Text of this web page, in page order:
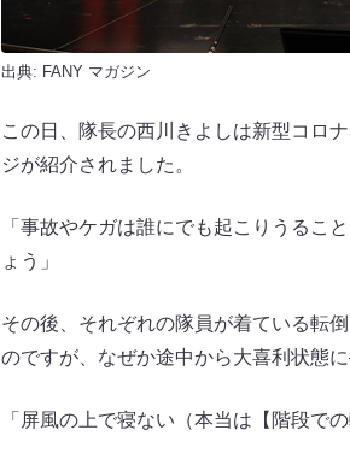
出典: FANY マガジン
この日、隊長の西川きよしは新型コロ
ジが紹介されました。
「事故やケガは誰にでも起こりうるこ
ょう」
その後、それぞれの隊員が着ている転
のですが、なぜか途中から大喜利状態
「屏風の上で寝ない（本当は【階段で